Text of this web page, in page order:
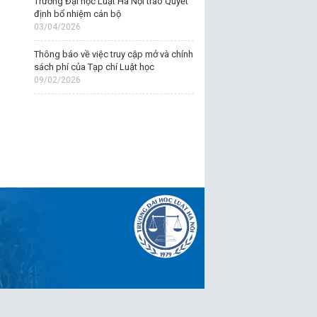
định bổ nhiệm cán bộ
03/04/2026
Thông báo về việc truy cập mở và chính
sách phí của Tạp chí Luật học
09/02/2026